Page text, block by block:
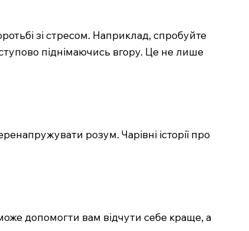
зі стресом. Наприклад, спробуйте
піднімаючись вгору. Це не лише
розум. Чарівні історії про
допомогти вам відчути себе краще, а